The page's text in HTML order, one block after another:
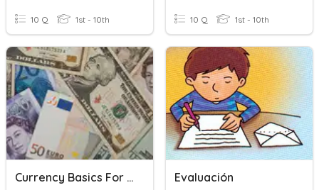
10 Q 1st - 10th 10 Q 1st - 10th
Currency Basics For Newcomers Evaluación